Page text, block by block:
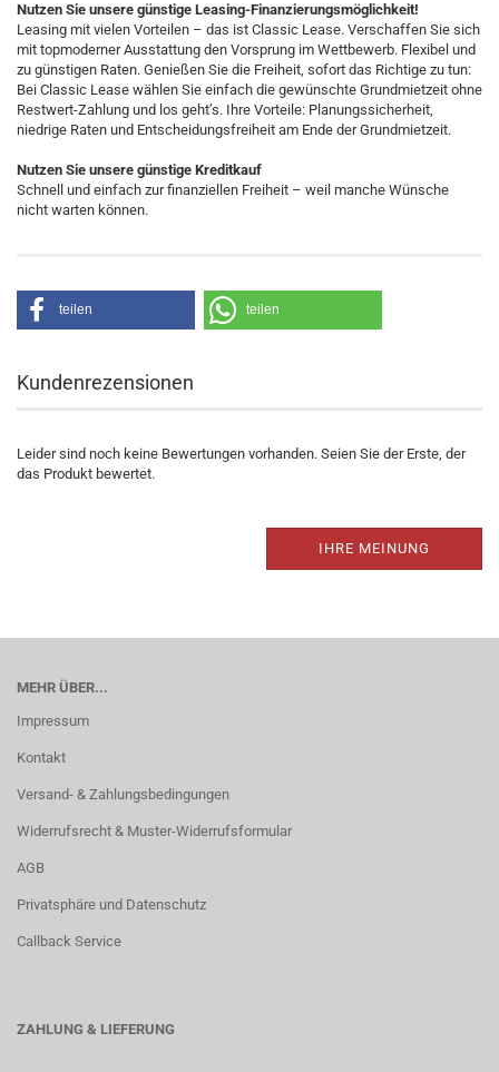
Nutzen Sie unsere günstige Leasing-Finanzierungsmöglichkeit!
Leasing mit vielen Vorteilen – das ist Classic Lease. Verschaffen Sie sich
mit topmoderner Ausstattung den Vorsprung im Wettbewerb. Flexibel und
zu günstigen Raten. Genießen Sie die Freiheit, sofort das Richtige zu tun:
Bei Classic Lease wählen Sie einfach die gewünschte Grundmietzeit ohne
Restwert-Zahlung und los geht’s. Ihre Vorteile: Planungssicherheit,
niedrige Raten und Entscheidungsfreiheit am Ende der Grundmietzeit.
Nutzen Sie unsere günstige Kreditkauf
Schnell und einfach zur finanziellen Freiheit – weil manche Wünsche
nicht warten können.
teilen teilen
Kundenrezensionen
Leider sind noch keine Bewertungen vorhanden. Seien Sie der Erste, der
das Produkt bewertet.
IHRE MEINUNG
MEHR ÜBER...
Impressum
Kontakt
Versand- & Zahlungsbedingungen
Widerrufsrecht & Muster-Widerrufsformular
AGB
Privatsphäre und Datenschutz
Callback Service
ZAHLUNG & LIEFERUNG